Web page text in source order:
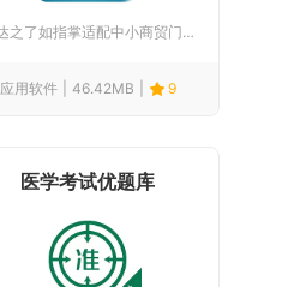
企达之了如指掌适配中小商贸门店、快消配送行业，作为移动端进销...
应用软件 46.42MB 9
医学考试优题库